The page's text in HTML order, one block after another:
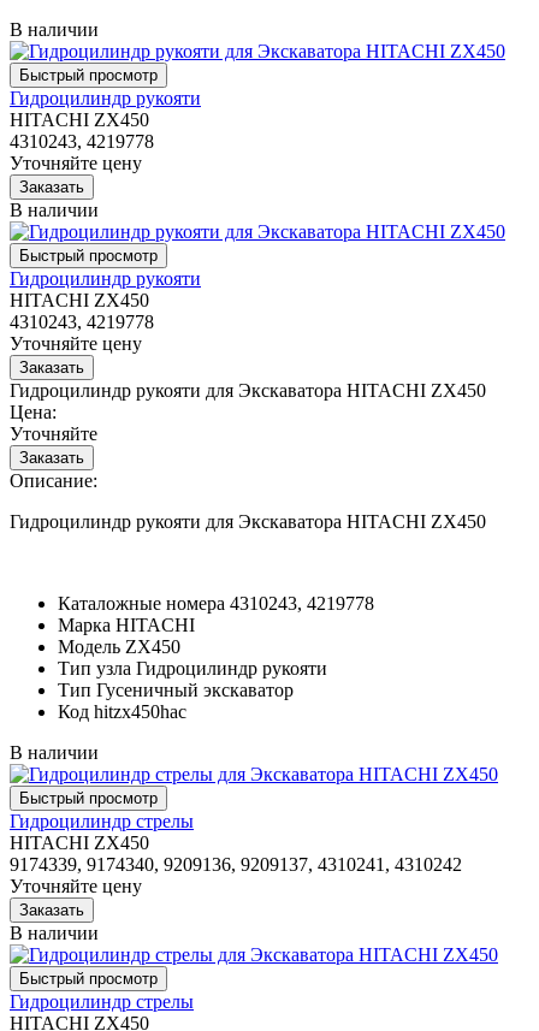
В наличии
Гидроцилиндр рукояти
HITACHI ZX450
4310243, 4219778
Уточняйте цену
В наличии
Гидроцилиндр рукояти
HITACHI ZX450
4310243, 4219778
Уточняйте цену
Гидроцилиндр рукояти для Экскаватора HITACHI ZX450
Цена:
Уточняйте
Описание:
Гидроцилиндр рукояти для Экскаватора HITACHI ZX450
Каталожные номера 4310243, 4219778
Марка HITACHI
Модель ZX450
Тип узла Гидроцилиндр рукояти
Тип Гусеничный экскаватор
Код hitzx450hac
В наличии
Гидроцилиндр стрелы
HITACHI ZX450
9174339, 9174340, 9209136, 9209137, 4310241, 4310242
Уточняйте цену
В наличии
Гидроцилиндр стрелы
HITACHI ZX450